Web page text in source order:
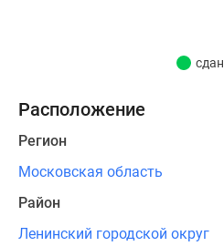
на
Проект
из
двух
сдан
Расположение
Регион
Московская область
Район
Ленинский городской округ